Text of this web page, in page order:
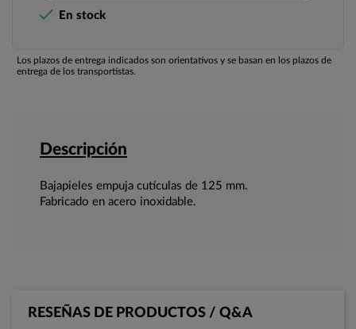
 En stock
Los plazos de entrega indicados son orientativos y se basan en los plazos de
entrega de los transportistas.
Descripción
Bajapieles empuja cutículas de 125 mm.
Fabricado en acero inoxidable.
RESEÑAS DE PRODUCTOS / Q&A